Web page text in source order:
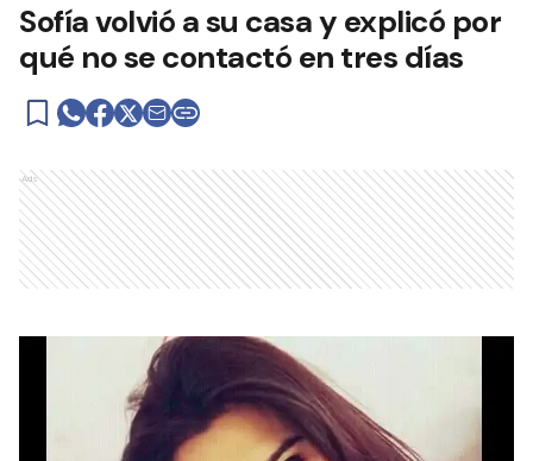
Sofía volvió a su casa y explicó por
qué no se contactó en tres días
Ads